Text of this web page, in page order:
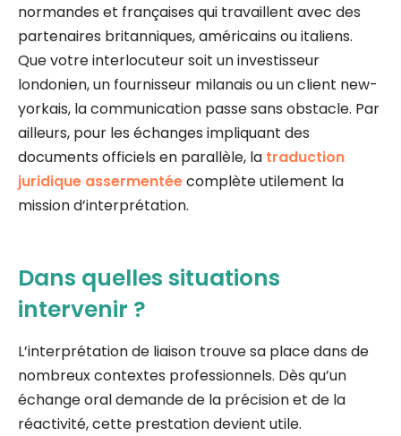
normandes et françaises qui travaillent avec des
partenaires britanniques, américains ou italiens.
Que votre interlocuteur soit un investisseur
londonien, un fournisseur milanais ou un client new-
yorkais, la communication passe sans obstacle. Par
ailleurs, pour les échanges impliquant des
documents officiels en parallèle, la traduction
juridique assermentéecomplète utilement la
mission d’interprétation.
Dans quelles situations
intervenir ?
L’interprétation de liaison trouve sa place dans de
nombreux contextes professionnels. Dès qu’un
échange oral demande de la précision et de la
réactivité, cette prestation devient utile.